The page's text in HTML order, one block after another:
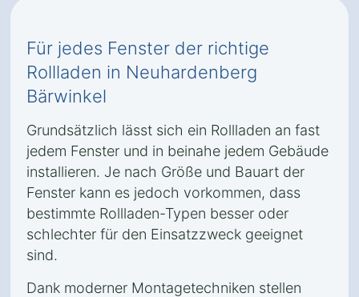
Für jedes Fenster der richtige
Rollladen in Neuhardenberg
Bärwinkel
Grundsätzlich lässt sich ein Rollladen an fast
jedem Fenster und in beinahe jedem Gebäude
installieren. Je nach Größe und Bauart der
Fenster kann es jedoch vorkommen, dass
bestimmte Rollladen-Typen besser oder
schlechter für den Einsatzzweck geeignet
sind.
Dank moderner Montagetechniken stellen